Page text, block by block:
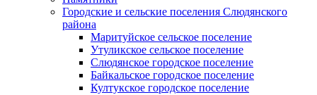
Городские и сельские поселения Слюдянского
района
Маритуйское сельское поселение
Утуликское сельское поселение
Слюдянское городское поселение
Байкальское городское поселение
Култукское городское поселение